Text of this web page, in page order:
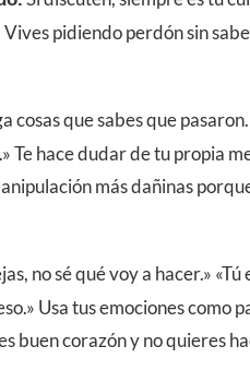
pidiendo perdón sin
cosas que sabes que
Te hace dudar de tu propia
más dañinas
no sé qué voy a hacer.»
Usa tus emociones como
buen corazón y no quieres